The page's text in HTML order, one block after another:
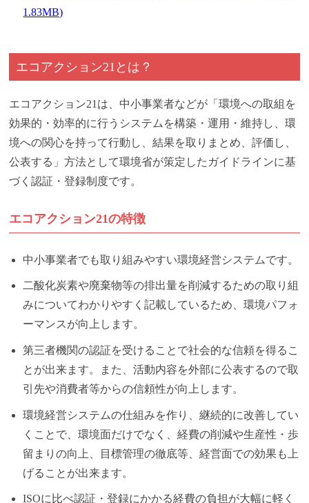
1.83MB)
エコアクション21とは？
エコアクション21は、中小事業者などが「環境への取組を
効果的・効率的に行うシステムを構築・運用・維持し、環
境への関心を持って行動し、結果を取りまとめ、評価し、
公表する」方法として環境省が策定したガイドラインに基
づく認証・登録制度です。
エコアクション21の特徴
中小事業者でも取り組みやすい環境経営システムです。
二酸化炭素や廃棄物等の排出量を削減するための取り組
みについてわかりやすく記載しているため、環境パフォ
ーマンスが向上します。
第三者機関の認証を受けることで社会的な信頼を得るこ
とが出来ます。また、活動内容を外部に公表するので取
引先や消費者等からの信頼性が向上します。
環境経営システムの仕組みを作り、継続的に改善してい
くことで、環境面だけでなく、経費の削減や生産性・歩
留まりの向上、目標管理の徹底等、経営面での効果も上
げることが出来ます。
ISOに比べ認証・登録にかかる経費の負担が大幅に軽く